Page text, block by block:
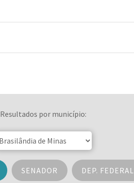
Resultados por município:
SENADOR DEP. FEDERAL